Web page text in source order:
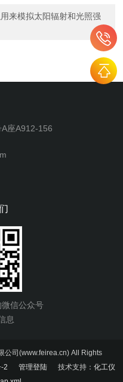
来模拟太阳辐射和光照强
座A912-156
信公众号
息
公司(www.feirea.cn) All Rights
2 管理登陆 技术支持： 化工仪